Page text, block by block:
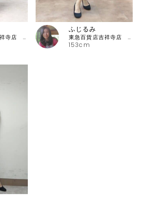
東急百貨店吉祥寺店 ピッコーネ
153cm
ふじるみ
東急百貨店吉祥寺店 ピッコーネ